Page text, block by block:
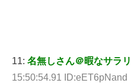
11: 名無しさん＠暇なサラ
15:50:54.91 ID:eET6pNand